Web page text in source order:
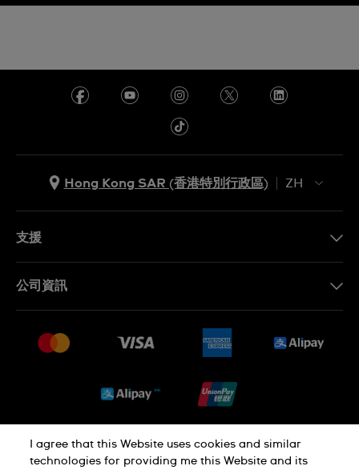
Hong Kong SAR (香港特別行政區)
ZH
支援
銷售條款
公司資訊
就業機會
I agree that this Website uses cookies and similar
technologies for providing me this Website and its